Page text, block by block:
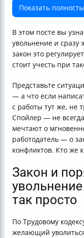
Важные моменты,
Показать
В этом посте вы
увольнение и сразу
закон это
стоит учесть при
Представьте
— а что если
с работы тут же, не
Спойлер — не
мечтают о
работодатель — о
конфликтов. Кто же
Закон и
так просто
По Трудовому
желающий